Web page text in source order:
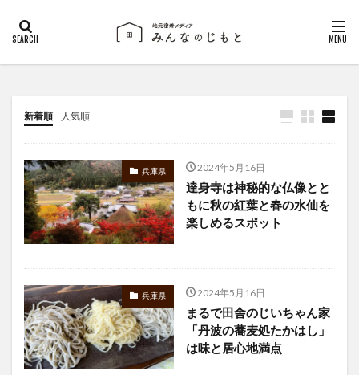
新着順 人気順
兵庫県 2024年5月16日
達身寺は神秘的な仏像とと
もに秋の紅葉と春の水仙を
楽しめるスポット
兵庫県 2024年5月16日
まるで田舎のじいちゃん家
「丹波の蕎麦処たかはし」
は味と居心地満点